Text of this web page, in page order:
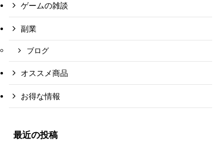
ゲームの雑談
副業
ブログ
オススメ商品
お得な情報
最近の投稿